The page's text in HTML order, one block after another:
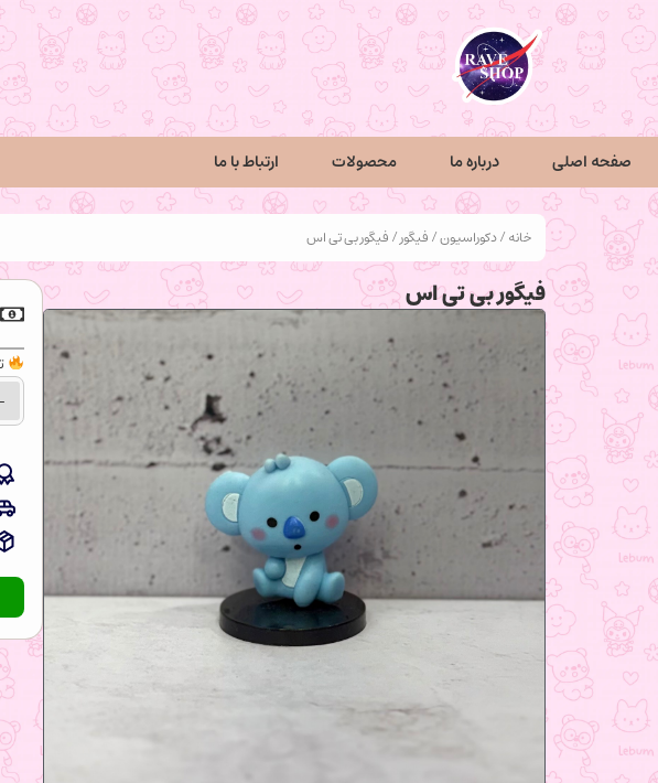
صفحه اصلی درباره ما محصولات ارتباط با ما
خانه/دکوراسیون/فیگور/ فیگور بی تی اس
فیگور بی تی اس